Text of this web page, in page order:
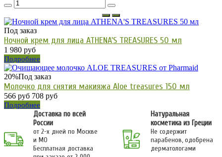
Под заказ
Ночной крем для лица ATHENA'S TREASURES 50 мл
1 980 руб
Подробнее
20%Под заказ
Молочко для снятия макияжа Aloe treasures 150 мл
566 руб 708 руб
Подробнее
Доставка по всей
России
от 2-х дней по Москве
и МО
Бесплатная доставка
Натуральная
косметика из Греции
Не содержит
парабенов, одобрена
дерматологами